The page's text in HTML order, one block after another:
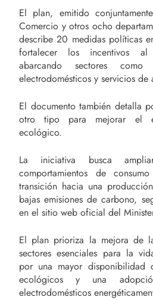
El plan, emitido
Comercio y otros ocho
describe 20 medidas políticas
fortalecer los incentivos al
abarcando sectores como
electrodomésticos y servicios de
El documento también detalla
otro tipo para mejorar el
ecológico.
La iniciativa busca
comportamientos de
transición hacia una
bajas emisiones de carbono,
en el sitio web oficial del
El plan prioriza la mejora de
sectores esenciales para la
por una mayor disponibilidad
ecológicos y una
electrodomésticos